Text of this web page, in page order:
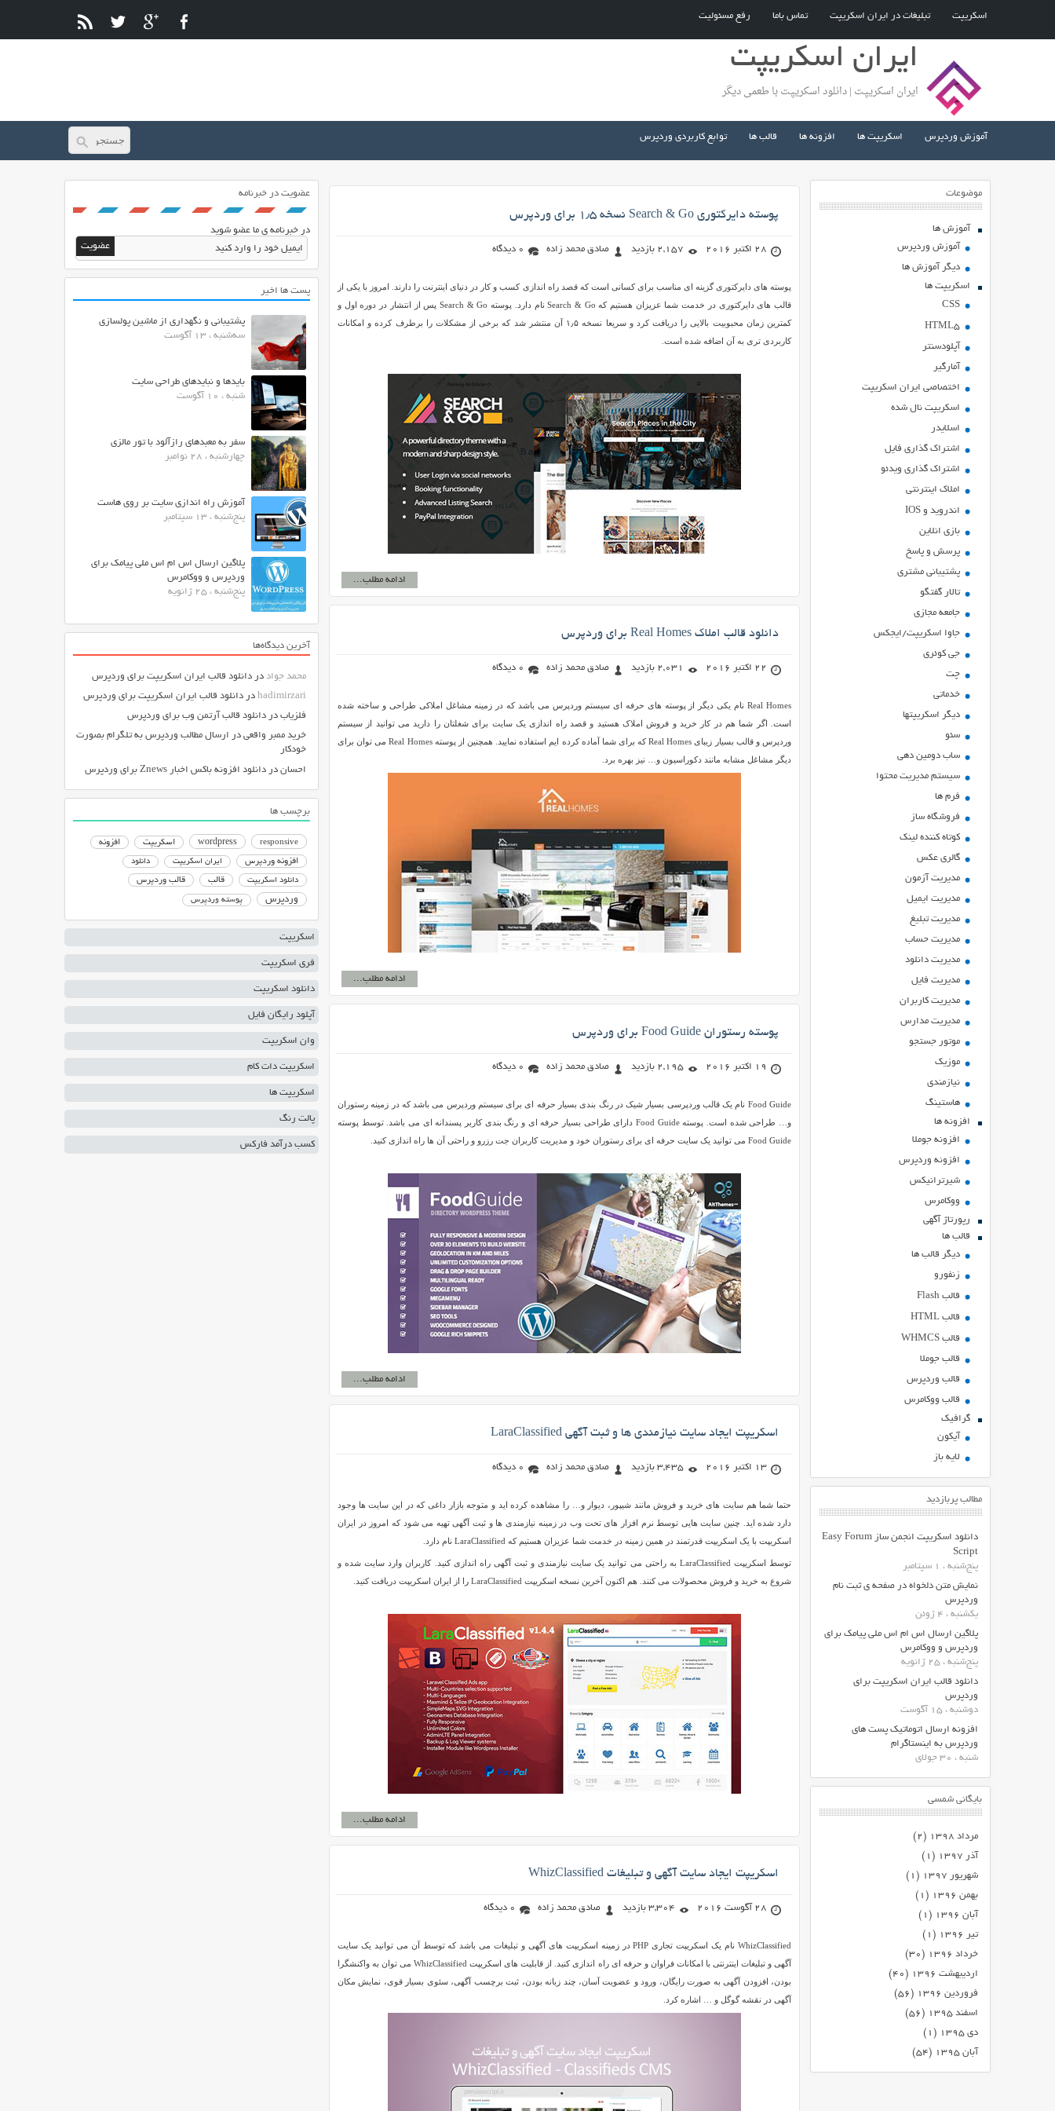
اسکریپت تبلیغات در ایران اسکریپت تماس باما رفع مسئولیت
ایران اسکریپت
ایران اسکریپت | دانلود اسکریپت با طعمی دیگر
آموزش وردپرس اسکریپت ها افزونه ها قالب ها توابع کاربردی وردپرس
موضوعات
آموزش ها
آموزش وردپرس
دیگر آموزش ها
اسکریپت ها
CSS
HTML5
آپلودسنتر
آمارگیر
اختصاصی ایران اسکریپت
اسکریپت نال شده
اسلایدر
اشتراك گذاري فايل
اشتراک گذاری ویدئو
املاک اینترنتی
اندروید و IOS
بازي انلاين
پرسش و پاسخ
پشتیبانی مشتری
تالار گفتگو
جامعه مجازی
جاوا اسکریپت/ایجکس
جی کوئری
چت
خدماتی
ديگر اسكريپتها
سئو
ساب دومین دهی
سیستم مدیریت محتوا
فرم ها
فروشگاه ساز
کوتاه کننده لینک
گالری عکس
مدیریت آزمون
مدیریت ایمیل
مدیریت تبلیغ
مدیریت حساب
مدیریت دانلود
مدیریت فایل
مدیریت کاربران
مدیریت مدارس
موتور جستجو
موزیک
نیازمندی
هاستينگ
افزونه ها
افزونه جوملا
افزونه وردپرس
شیرترانیکس
ووکامرس
رپورتاژ آگهی
قالب ها
دیگر قالب ها
زنفورو
قالب Flash
قالب HTML
قالب WHMCS
قالب جوملا
قالب وردپرس
قالب ووکامرس
گرافیک
آیکون
لایه باز
مطالب پربازدید
دانلود اسکریپت انجمن ساز Easy Forum
Script
پنج‌شنبه ، 1 سپتامبر
نمایش متن دلخواه در صفحه ی ثبت نام
وردپرس
یکشنبه ، 4 ژوئن
پلاگین ارسال اس ام اس ملی پیامک برای
وردپرس و ووکامرس
پنج‌شنبه ، 25 ژانویه
دانلود قالب ایران اسکریپت برای
وردپرس
دوشنبه ، 15 آگوست
افزونه ارسال اتوماتیک پست های
وردپرس به اینستاگرام
شنبه ، 30 جولای
بایگانی شمسی
مرداد ۱۳۹۸
(۲)
آذر ۱۳۹۷
(۱)
شهریور ۱۳۹۷
(۱)
بهمن ۱۳۹۶
(۱)
آبان ۱۳۹۶
(۱)
تیر ۱۳۹۶
(۱)
خرداد ۱۳۹۶
(۳۰)
اردیبهشت ۱۳۹۶
(۴۰)
فروردین ۱۳۹۶
(۵۶)
اسفند ۱۳۹۵
(۵۶)
دی ۱۳۹۵
(۱)
آبان ۱۳۹۵
(۵۴)
پوسته دایرکتوری Search & Go نسخه ۱٫۵ برای وردپرس
28 اکتبر 2016 2,157 بازدید صادق محمد زاده 0 دیدگاه
پوسته های دایرکتوری گزینه ای مناسب برای کسانی است که قصد راه اندازی کسب و کار در دنیای اینترنت را دارند. امروز با یکی از
قالب های دایرکتوری در خدمت شما عزیزان هستیم که Search & Go نام دارد. پوسته Search & Go پس از انتشار در دوره اول و
کمترین زمان محبوبیت بالایی را دریافت کرد و سریعا نسخه ۱٫۵ آن منتشر شد که برخی از مشکلات را برطرف کرده و امکانات
کاربردی تری به آن اضافه شده است.
ادامه مطلب...
دانلود قالب املاک Real Homes برای وردپرس
22 اکتبر 2016 2,031 بازدید صادق محمد زاده 0 دیدگاه
Real Homes نام یکی دیگر از پوسته های حرفه ای سیستم وردپرس می باشد که در زمینه مشاغل املاکی طراحی و ساخته شده
است. اگر شما هم در کار خرید و فروش املاک هستید و قصد راه اندازی یک سایت برای شغلتان را دارید می توانید از سیستم
وردپرس و قالب بسیار زیبای Real Homes که برای شما آماده کرده ایم استفاده نمایید. همچنین از پوسته Real Homes می توان برای
دیگر مشاغل مشابه مانند دکوراسیون و… نیز بهره برد.
ادامه مطلب...
پوسته رستوران Food Guide برای وردپرس
19 اکتبر 2016 2,195 بازدید صادق محمد زاده 0 دیدگاه
Food Guide نام یک قالب وردپرسی بسیار شیک در رنگ بندی بسیار حرفه ای برای سیستم وردپرس می باشد که در زمینه رستوران
و… طراحی شده است. پوسته Food Guide دارای طراحی بسیار حرفه ای و رنگ بندی کاربر پسندانه ای می باشد. توسط پوسته
Food Guide می توانید یک سایت حرفه ای برای رستوران خود و مدیریت کاربران جت رزرو و راحتی آن ها راه اندازی کنید.
ادامه مطلب...
اسکریپت ایجاد سایت نیازمندی ها و ثبت آگهی LaraClassified
13 اکتبر 2016 3,435 بازدید صادق محمد زاده 0 دیدگاه
حتما شما هم سایت های خرید و فروش مانند شیپور، دیوار و… را مشاهده کرده اید و متوجه بازار داغی که در این سایت ها وجود
دارد شده اید. چنین سایت هایی توسط نرم افزار های تحت وب در زمینه نیازمندی ها و ثبت آگهی تهیه می شود که امروز در ایران
اسکریپت با یک اسکریپت قدرتمند در همین زمینه در خدمت شما عزیزان هستیم که LaraClassified نام دارد.
توسط اسکریپت LaraClassified به راحتی می توانید یک سایت نیازمندی و ثبت آگهی راه اندازی کنید. کاربران وارد سایت شده و
شروع به خرید و فروش محصولات می کنند. هم اکنون آخرین نسخه اسکریپت LaraClassified را از ایران اسکریپت دریافت کنید.
ادامه مطلب...
اسکریپت ایجاد سایت آگهی و تبلیغات WhizClassified
28 آگوست 2016 3,304 بازدید صادق محمد زاده 0 دیدگاه
WhizClassified نام یک اسکریپت تجاری PHP در زمینه اسکریپت های آگهی و تبلیغات می باشد که توسط آن می توانید یک سایت
آگهی و تبلیغات اینترنتی با امکانات فراوان و حرفه ای راه اندازی کنید. از قابلیت های اسکریپت WhizClassified می توان به واکنشگرا
بودن، افزودن آگهی به صورت رایگان، ورود و عضویت آسان، چند زبانه بودن، ثبت برچسب آگهی، سئوی بسیار قوی، نمایش مکان
آگهی در نقشه گوگل و … اشاره کرد.
عضویت در خبرنامه
در خبرنامه ی ما عضو شوید
پست ها اخیر
پشتیبانی و نگهداری از ماشین پولسازی
سه‌شنبه ، 13 آگوست
بایدها و نبایدهای طراحی سایت
شنبه ، 10 آگوست
سفر به معبدهای رازآلود با تور مالزی
چهارشنبه ، 28 نوامبر
آموزش راه اندازی سایت بر روی هاست
پنج‌شنبه ، 13 سپتامبر
پلاگین ارسال اس ام اس ملی پیامک برای
وردپرس و ووکامرس
پنج‌شنبه ، 25 ژانویه
آخرین دیدگاه‌ها
محمد جواد در دانلود قالب ایران اسکریپت برای وردپرس
hadimirzari در دانلود قالب ایران اسکریپت برای وردپرس
فلزیاب در دانلود قالب آرتمن وب برای وردپرس
خرید ممبر واقعی در ارسال مطالب وردپرس به تلگرام بصورت
خودکار
احسان در دانلود افزونه باکس اخبار Znews برای وردپرس
برچسب ها
responsive
wordpress اسکریپت
افزونه
افزونه وردپرس
ایران اسکریپت دانلود
دانلود اسکریپت قالب قالب وردپرس
وردپرس پوسته وردپرس
اسکریپت
فری اسکریپت
دانلود اسکریپت
آپلود رایگان فایل
وان اسکریپت
اسکریپت دات کام
اسکریپت ها
پالت رنگ
کسب درآمد فارکس